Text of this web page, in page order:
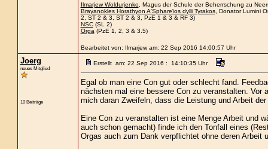
Ilmarjew Woldurjenko, Magus der Schule der Beherrschung zu
Brayanokles Horathyon A'Sphareïos dylli Tyrakos, Donator Lumini
2, ST 2 & 3, ST 2 & 3, PzE 1 & 3 & RF 3)
NSC(SL 2)
Orga (PzE 1, 2, 3 & 3.5)
Bearbeitet von: Ilmarjew am: 22 Sep 2016 14:00:57 Uhr
Joerg
neues Mitglied
10 Beiträge
Erstellt am: 22 Sep 2016 : 14:10:35 Uhr
Egal ob man eine Con gut oder schlecht fand.
nächsten mal eine bessere Con zu veranstalten.
mich daran Zweifeln, dass die Leistung und Arbeit
Eine Con zu veranstalten ist eine Menge Arbeit und
auch schon gemacht) finde ich den Tonfall eines
Orgas auch zum Dank verpflichtet ohne deren Arbeit